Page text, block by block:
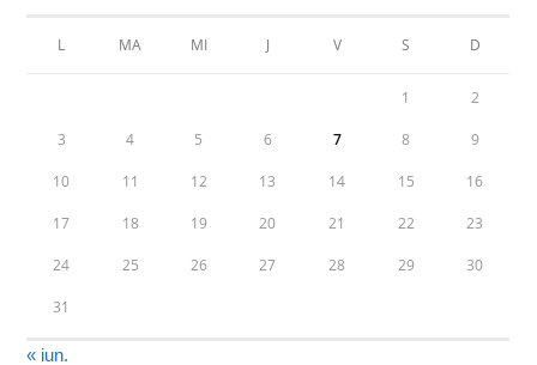
L MA MI J V S D
1 2
3 4 5 6 7 8 9
10 11 12 13 14 15 16
17 18 19 20 21 22 23
24 25 26 27 28 29 30
31
« iun.